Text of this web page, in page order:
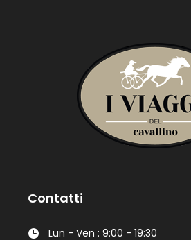
Contatti
Lun - Ven : 9:00 - 19:30